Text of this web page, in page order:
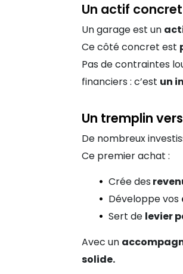
Un actif
Un garage est un
Ce côté concret est
Pas de contraintes
financiers : c’est un
Un tremplin
De nombreux
Ce premier achat :
Crée des
Développe vos
Sert de levier
Avec un
solide.